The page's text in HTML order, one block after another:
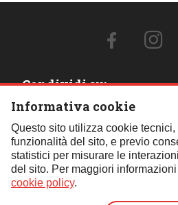
Condividi su:
Contattaci:
Tel.:059 451621- Cell.:+39 348
segreteria@fif4x4.it
Clicca qui per tutti i contatti
Informativa cookie
Questo sito utilizza cookie
funzionalità del sito, e previo
statistici per misurare le
del sito. Per maggiori
cookie policy.